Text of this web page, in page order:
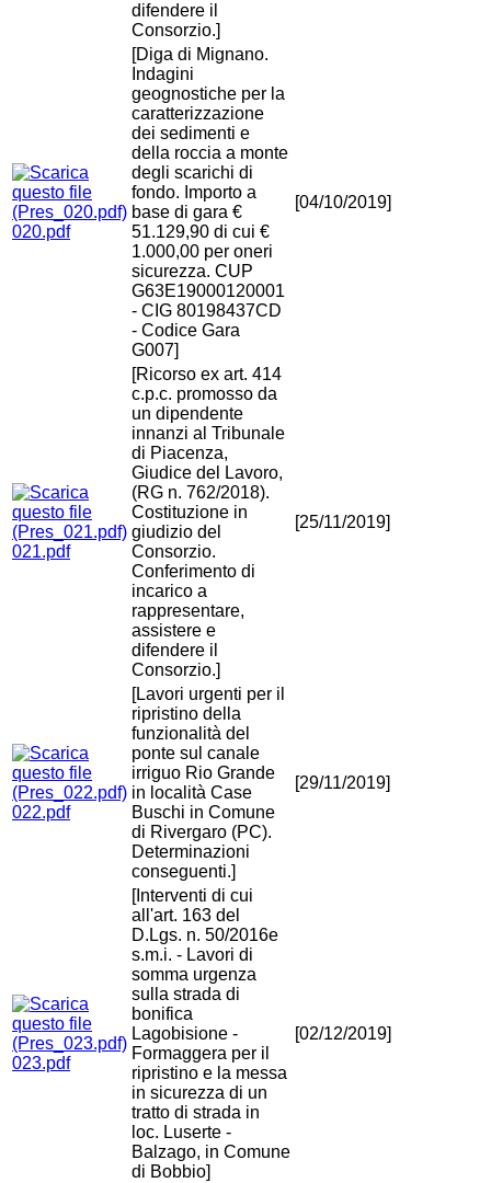
difendere il
Consorzio.]
020.pdf
[Diga di Mignano.
Indagini
geognostiche per la
caratterizzazione
dei sedimenti e
della roccia a monte
degli scarichi di
fondo. Importo a
base di gara €
51.129,90 di cui €
1.000,00 per oneri
sicurezza. CUP
G63E19000120001
- CIG 80198437CD
- Codice Gara
G007]
[04/10/2019]
021.pdf
[Ricorso ex art. 414
c.p.c. promosso da
un dipendente
innanzi al Tribunale
di Piacenza,
Giudice del Lavoro,
(RG n. 762/2018).
Costituzione in
giudizio del
Consorzio.
Conferimento di
incarico a
rappresentare,
assistere e
difendere il
Consorzio.]
[25/11/2019]
022.pdf
[Lavori urgenti per il
ripristino della
funzionalità del
ponte sul canale
irriguo Rio Grande
in località Case
Buschi in Comune
di Rivergaro (PC).
Determinazioni
conseguenti.]
[29/11/2019]
023.pdf
[Interventi di cui
all'art. 163 del
D.Lgs. n. 50/2016e
s.m.i. - Lavori di
somma urgenza
sulla strada di
bonifica
Lagobisione -
Formaggera per il
ripristino e la messa
in sicurezza di un
tratto di strada in
loc. Luserte -
Balzago, in Comune
di Bobbio]
[02/12/2019]